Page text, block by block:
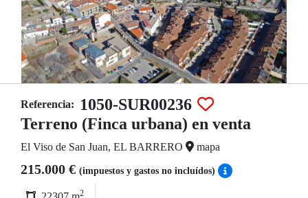
Referencia:
1050-SUR00236
Terreno (Finca urbana) en venta
El Viso de San Juan, EL BARRERO mapa
215.000 € (impuestos y gastos no incluídos)
2